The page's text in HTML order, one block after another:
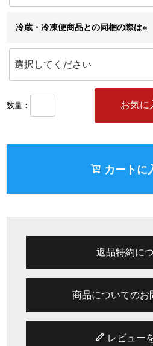
)
冷蔵・冷凍便商品との同梱の際は
)
お気に
カートに
返品特約に
商品についてのお
レビュー